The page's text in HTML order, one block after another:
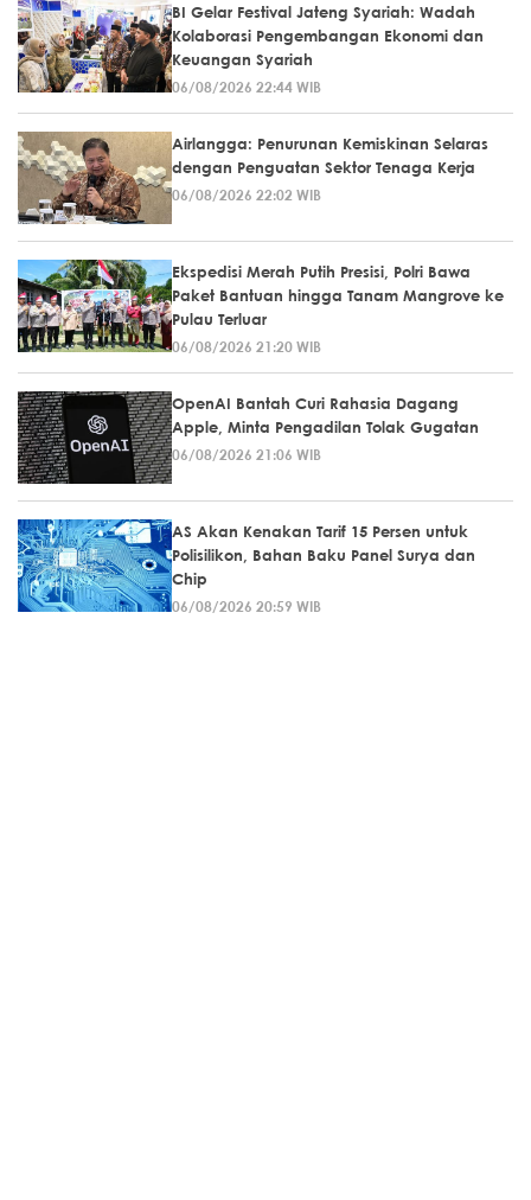
BI Gelar Festival Jateng Syariah: Wadah
Kolaborasi Pengembangan Ekonomi dan
Keuangan Syariah
06/08/2026 22:44 WIB
Airlangga: Penurunan Kemiskinan Selaras
dengan Penguatan Sektor Tenaga Kerja
06/08/2026 22:02 WIB
Ekspedisi Merah Putih Presisi, Polri Bawa
Paket Bantuan hingga Tanam Mangrove ke
Pulau Terluar
06/08/2026 21:20 WIB
OpenAI Bantah Curi Rahasia Dagang
Apple, Minta Pengadilan Tolak Gugatan
06/08/2026 21:06 WIB
AS Akan Kenakan Tarif 15 Persen untuk
Polisilikon, Bahan Baku Panel Surya dan
Chip
06/08/2026 20:59 WIB